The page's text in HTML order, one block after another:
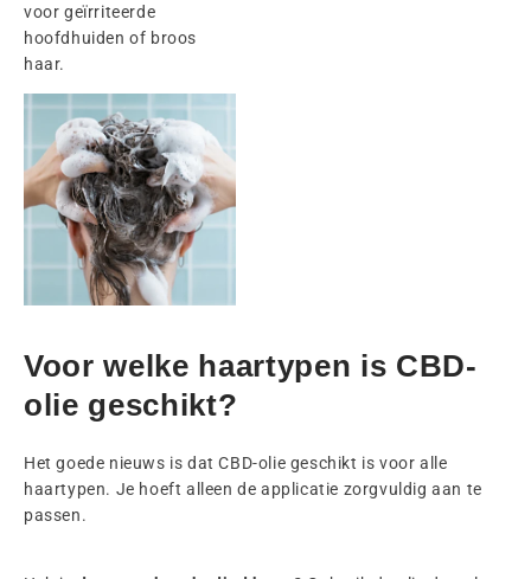
voor geïrriteerde
hoofdhuiden of broos
haar.
Voor welke haartypen is CBD-
olie geschikt?
Het goede nieuws is dat CBD-olie geschikt is voor alle
haartypen. Je hoeft alleen de applicatie zorgvuldig aan te
passen.